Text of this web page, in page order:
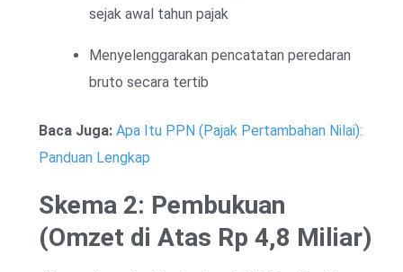
sejak awal tahun pajak
Menyelenggarakan pencatatan peredaran
bruto secara tertib
Baca Juga: Apa Itu PPN (Pajak Pertambahan Nilai):
Panduan Lengkap
Skema 2: Pembukuan
(Omzet di Atas Rp 4,8 Miliar)